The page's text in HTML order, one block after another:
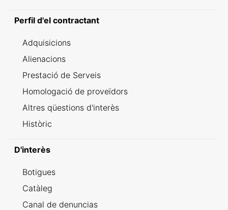
Perfil d'el contractant
Adquisicions
Alienacions
Prestació de Serveis
Homologació de proveïdors
Altres qüestions d'interès
Històric
D'interès
Botigues
Catàleg
Canal de denuncias